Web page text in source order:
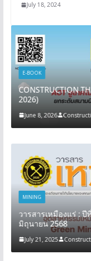
July 18, 2024
E-BOOK
CONSTRUCTION
2026)
June 8, 2026
MINING
วารสารเหมืองแร่ :
มิถุนายน 2568
July 21, 2025